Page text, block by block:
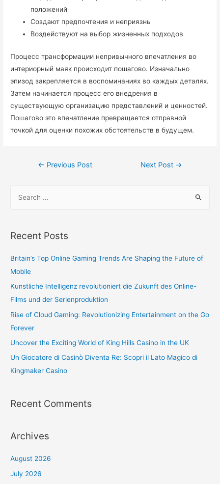
положений
Создают предпочтения и неприязнь
Воздействуют на выбор жизненных подходов
Процесс трансформации непривычного впечатления во
интериорный маяк происходит пошагово. Изначально
эпизод закрепляется в воспоминаниях во каждых деталях.
Затем начинается процесс его внедрения в
существующую организацию представлений и ценностей.
Пошагово это впечатление превращается отправной
точкой для оценки похожих обстоятельств в будущем.
← Previous Post Next Post →
Recent Posts
Britain’s Top Online Gaming Trends Are Shaping the Future of
Mobile
Kunstliche Intelligenz revolutioniert die Zukunft des Online-
Films und der Serienproduktion
Rise of Cloud Gaming: Revolutionizing Entertainment on the Go
Forever
Uncover the Exciting World of King Hills Casino in the UK
Un Giocatore di Casinò Diventa Re: Scopri il Lato Magico di
Kingmaker Casino
Recent Comments
Archives
August 2026
July 2026